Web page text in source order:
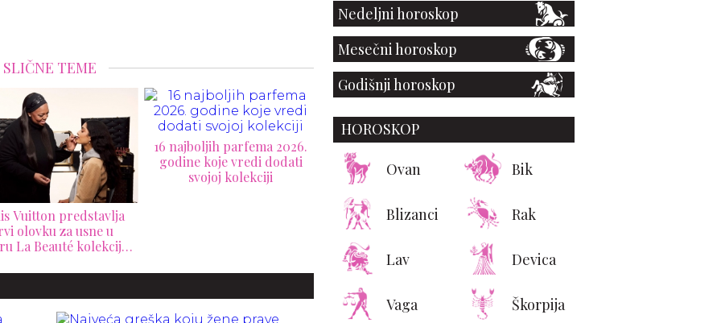
SLIČNE TEME
parfema 2026.
koje vredi dodati
svojoj kolekciji
Louis Vuitton pretvorio
Kaliforniju u luksuzni
Dakota Džonson i
Aleksander Skarsgard
nova su zaštitna lica
Valentino Beauty mirisa
Nedeljni horoskop
Mesečni horoskop
Godišnji horoskop
HOROSKOP
Ovan Bik
Blizanci Rak
Lav Devica
Vaga Škorpija